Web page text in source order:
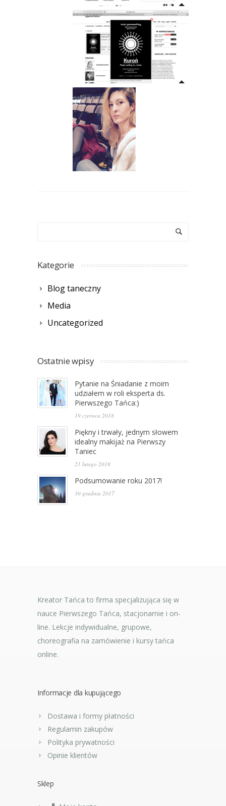
Kategorie
Blog taneczny
Media
Uncategorized
Ostatnie wpisy
Pytanie na Śniadanie z moim
udziałem w roli eksperta ds.
Pierwszego Tańca:)
19 czerwca 2018
Piękny i trwały, jednym słowem
idealny makijaż na Pierwszy
Taniec
21 lutego 2018
Podsumowanie roku 2017!
30 grudnia 2017
Kreator Tańca to firma specjalizująca się w
nauce Pierwszego Tańca, stacjonarnie i on-
line. Lekcje indywidualne, grupowe,
choreografia na zamówienie i kursy tańca
online.
Informacje dla kupującego
Dostawa i formy płatności
Regulamin zakupów
Polityka prywatności
Opinie klientów
Sklep